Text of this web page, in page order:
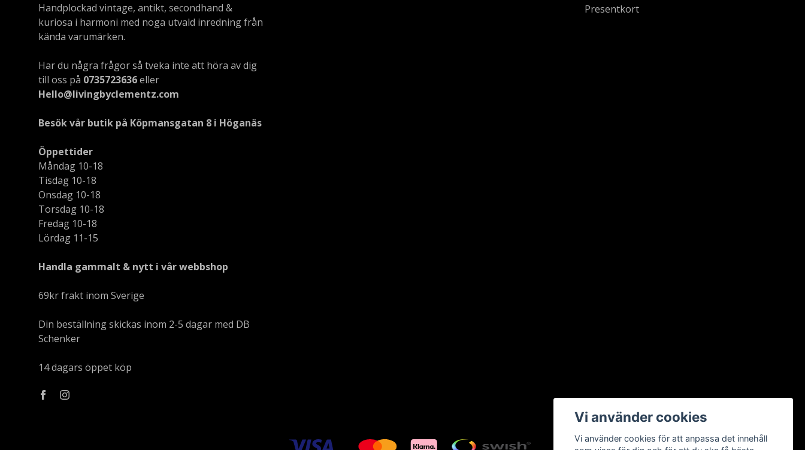
Handplockad vintage, antikt, secondhand &
kuriosa i harmoni med noga utvald inredning från
kända varumärken.
Har du några frågor så tveka inte att höra av dig
till oss på 0735723636eller
Hello@livingbyclementz.com
Besök vår butik på Köpmansgatan 8 i Höganäs
Öppettider
Måndag 10-18
Tisdag 10-18
Onsdag 10-18
Torsdag 10-18
Fredag 10-18
Lördag 11-15
Handla gammalt & nytt i vår webbshop
69kr frakt inom Sverige
Din beställning skickas inom 2-5 dagar med DB
Schenker
14 dagars öppet köp
Presentkort
Vi använder cookies
Vi använder cookies för att anpassa det innehåll